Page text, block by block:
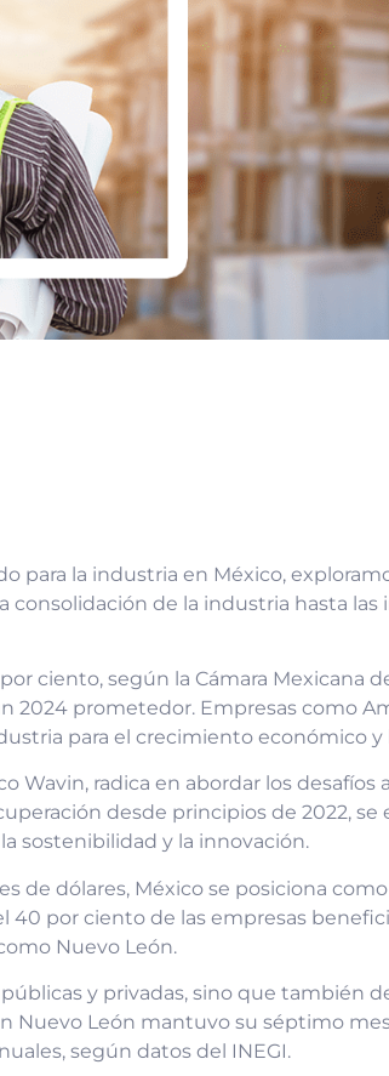
la industria en México,
de la industria hasta
ciento, según la Cámara Mexicana
2024 prometedor. Empresas como
para el crecimiento económico
Wavin, radica en abordar los
desde principios de 2022,
sostenibilidad y la innovación.
de dólares, México se posiciona
40 por ciento de las empresas
Nuevo León.
y privadas, sino que también
Nuevo León mantuvo su séptimo
según datos del INEGI.